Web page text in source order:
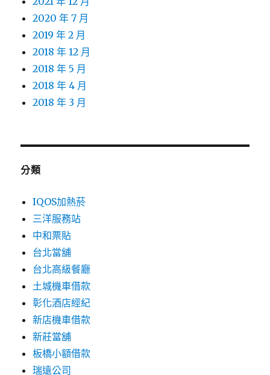
2020 年 7 月
2019 年 2 月
2018 年 12 月
2018 年 5 月
2018 年 4 月
2018 年 3 月
分類
IQOS加熱菸
三洋服務站
中和票貼
台北當舖
台北高級餐廳
土城機車借款
彰化酒店經紀
新店機車借款
新莊當舖
板橋小額借款
瑞遠公司